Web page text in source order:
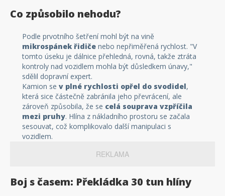
Co způsobilo nehodu?
Podle prvotního šetření mohl být na vině
mikrospánek řidiče nebo nepřiměřená rychlost. "V
tomto úseku je dálnice přehledná, rovná, takže ztráta
kontroly nad vozidlem mohla být důsledkem únavy,"
sdělil dopravní expert.
Kamion se v plné rychlosti opřel do svodidel,
která sice částečně zabránila jeho převrácení, ale
zároveň způsobila, že se celá souprava vzpříčila
mezi pruhy. Hlína z nákladního prostoru se začala
sesouvat, což komplikovalo další manipulaci s
vozidlem.
REKLAMA
Boj s časem: Překládka 30 tun hlíny